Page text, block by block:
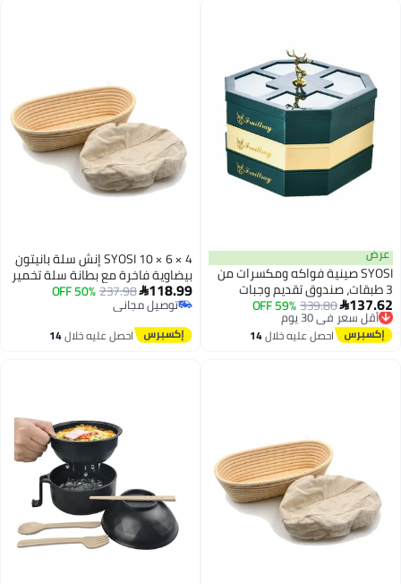
عرض
SYOSI صينية فواكه ومكسرات من
3 طبقات، صندوق تقديم وجبات
خفيفة مزود بغطاء ونمط غزال،
صينية وجبات خفيفة مع مقصورات
منفصلة لحفظ المكسرات الجافة
137.62
339.80
59% OFF أقل سعر في 30 يوم
توصيل مجاني
أقل سعر في 30 يوماحصل عليه خلال14
SYOSI 10 × 6 × 4 إنش سلة بانيتون
بيضاوية فاخرة مع بطانة سلة تخمير
بروتfform مثالية لصنع خبز جميل
للمنزل الخبز المتخصص في
الساوردو
118.99
237.98
50% OFF
توصيل مجاني
توصيل مجاني
احصل عليه خلال14